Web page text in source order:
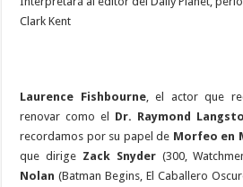
Clark Kent
Laurence Fishbourne, el actor que
renovar como el Dr. Raymond
recordamos por su papel de Morfeo en
que dirige Zack Snyder(300,
Nolan (Batman Begins, El Caballero